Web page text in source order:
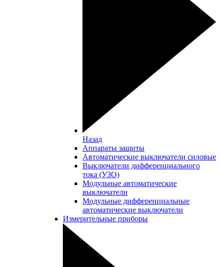
Назад
Аппараты защиты
Автоматические выключатели силовые
Выключатели дифференциального
тока (УЗО)
Модульные автоматические
выключатели
Модульные дифференциальные
автоматические выключатели
Измерительные приборы